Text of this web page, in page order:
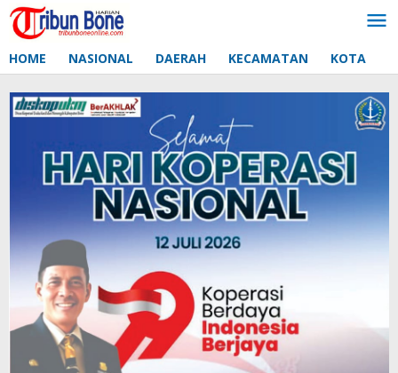
Lewati
ke
HOME NASIONAL DAERAH KECAMATAN KOTA